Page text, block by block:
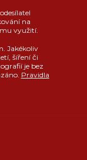
na
využití.
Jakékoliv
šíření či
je bez
Pravidla